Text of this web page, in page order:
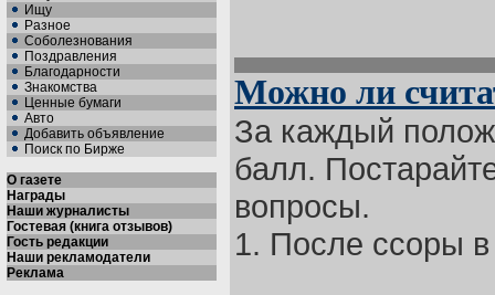
Ищу
Разное
Соболезнования
Поздравления
Благодарности
Знакомства
Ценные бумаги
Авто
Добавить объявление
Поиск по Бирже
О газете
Награды
Наши журналисты
Гостевая (книга отзывов)
Гость редакции
Наши рекламодатели
Реклама
Можно ли
За каждый
балл.
вопросы.
1. После ссоры